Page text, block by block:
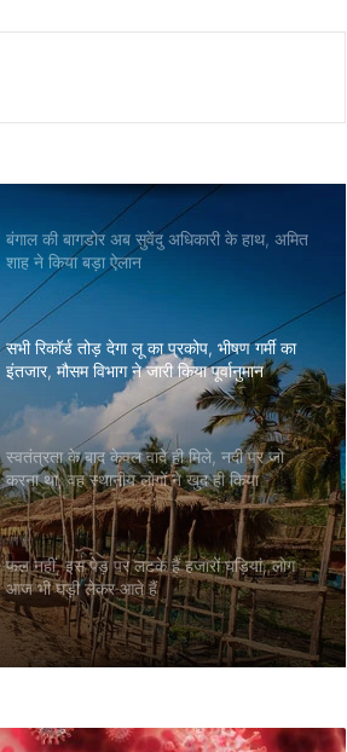
बंगाल की बागडोर अब सुवेंदु अधिकारी के हाथ, अमित
शाह ने किया बड़ा ऐलान
सभी रिकॉर्ड तोड़ देगा लू का प्रकोप, भीषण गर्मी का
इंतजार, मौसम विभाग ने जारी किया पूर्वानुमान
स्वतंत्रता के बाद केवल वादे ही मिले, नदी पर जो
करना था, वह स्थानीय लोगों ने खुद ही किया
फल नहीं, इस पेड़ पर लटके हैं हजारों घड़ियां, लोग
आज भी घड़ी लेकर आते हैं